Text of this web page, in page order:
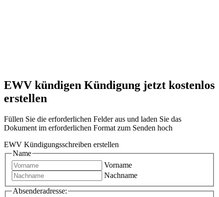
EWV kündigen Kündigung jetzt kostenlos
erstellen
Füllen Sie die erforderlichen Felder aus und laden Sie das
Dokument im erforderlichen Format zum Senden hoch
EWV Kündigungsschreiben erstellen
Name
Vorname
Nachname
Absenderadresse: